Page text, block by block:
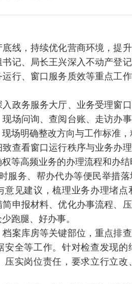
，持续优化营商环境，提升
书记、局长王兴深入不动产登
行、窗口服务质效等重点工
务服务大厅、业务受理窗口
场问询、查阅台账、走访办
场明确整改方向与工作标准
看窗口运行秩序与业务办理
等高频业务的办理流程和办
服务、帮办代办等便民举措
意见建议，梳理业务办理堵
申报材料、优化办事流程、
跑腿、好办事。
库房等关键部位，重点排查
安全等工作。针对检查发现
压实岗位责任，要求立行立